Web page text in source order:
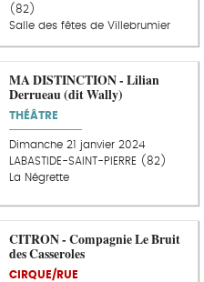
(82)
Salle des fêtes de Villebrumier
MA DISTINCTION - Lilian
Derrueau (dit Wally)
THÉÂTRE
Dimanche 21 janvier 2024
LABASTIDE-SAINT-PIERRE (82)
La Négrette
CITRON - Compagnie Le Bruit
des Casseroles
CIRQUE/RUE